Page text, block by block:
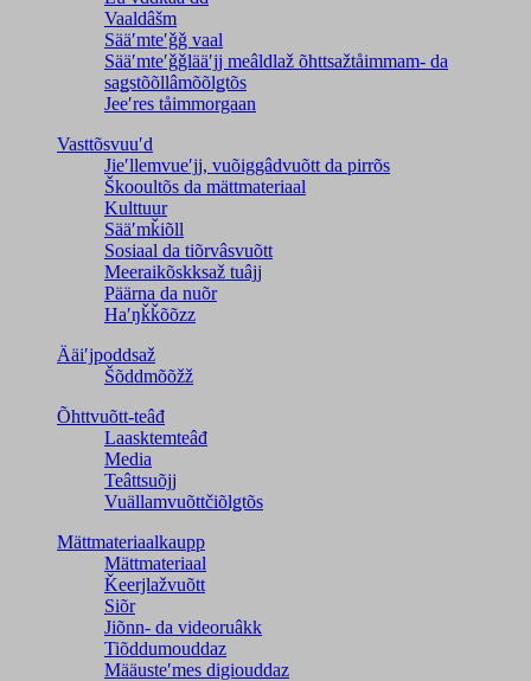
Vaaldâšm
Sääʹmteʹǧǧ vaal
Sääʹmteʹǧǧlääʹjj meâldlaž õhttsažtåimmam- da
saǥstõõllâmõõlǥtõs
Jeeʹres tåimmorgaan
Vasttõsvuuʹd
Jieʹllemvueʹjj, vuõiggâdvuõtt da pirrõs
Škooultõs da mättmateriaal
Kulttuur
Sääʹmǩiõll
Sosiaal da tiõrvâsvuõtt
Meeraikõskksaž tuâjj
Päärna da nuõr
Haʹŋǩǩõõzz
Ääiʹjpoddsaž
Šõddmõõžž
Õhttvuõtt-teâđ
Laasktemteâđ
Media
Teâttsuõjj
Vuällamvuõttčiõlǥtõs
Mättmateriaalkaupp
Mättmateriaal
Ǩeerjlažvuõtt
Siõr
Jiõnn- da videoruâkk
Tiõddumouddaz
Määusteʹmes digiouddaz